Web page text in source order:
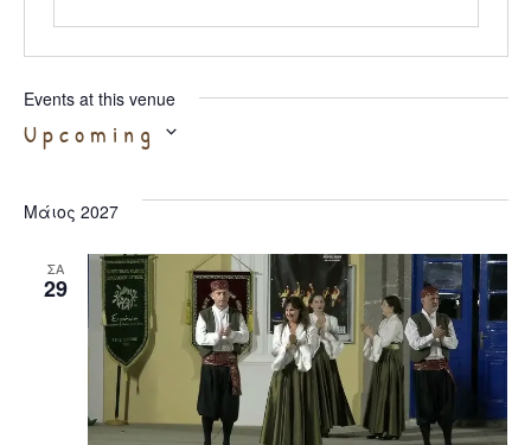
Events at this venue
Upcoming
Select
date.
Μάιος 2027
ΣΑ
29